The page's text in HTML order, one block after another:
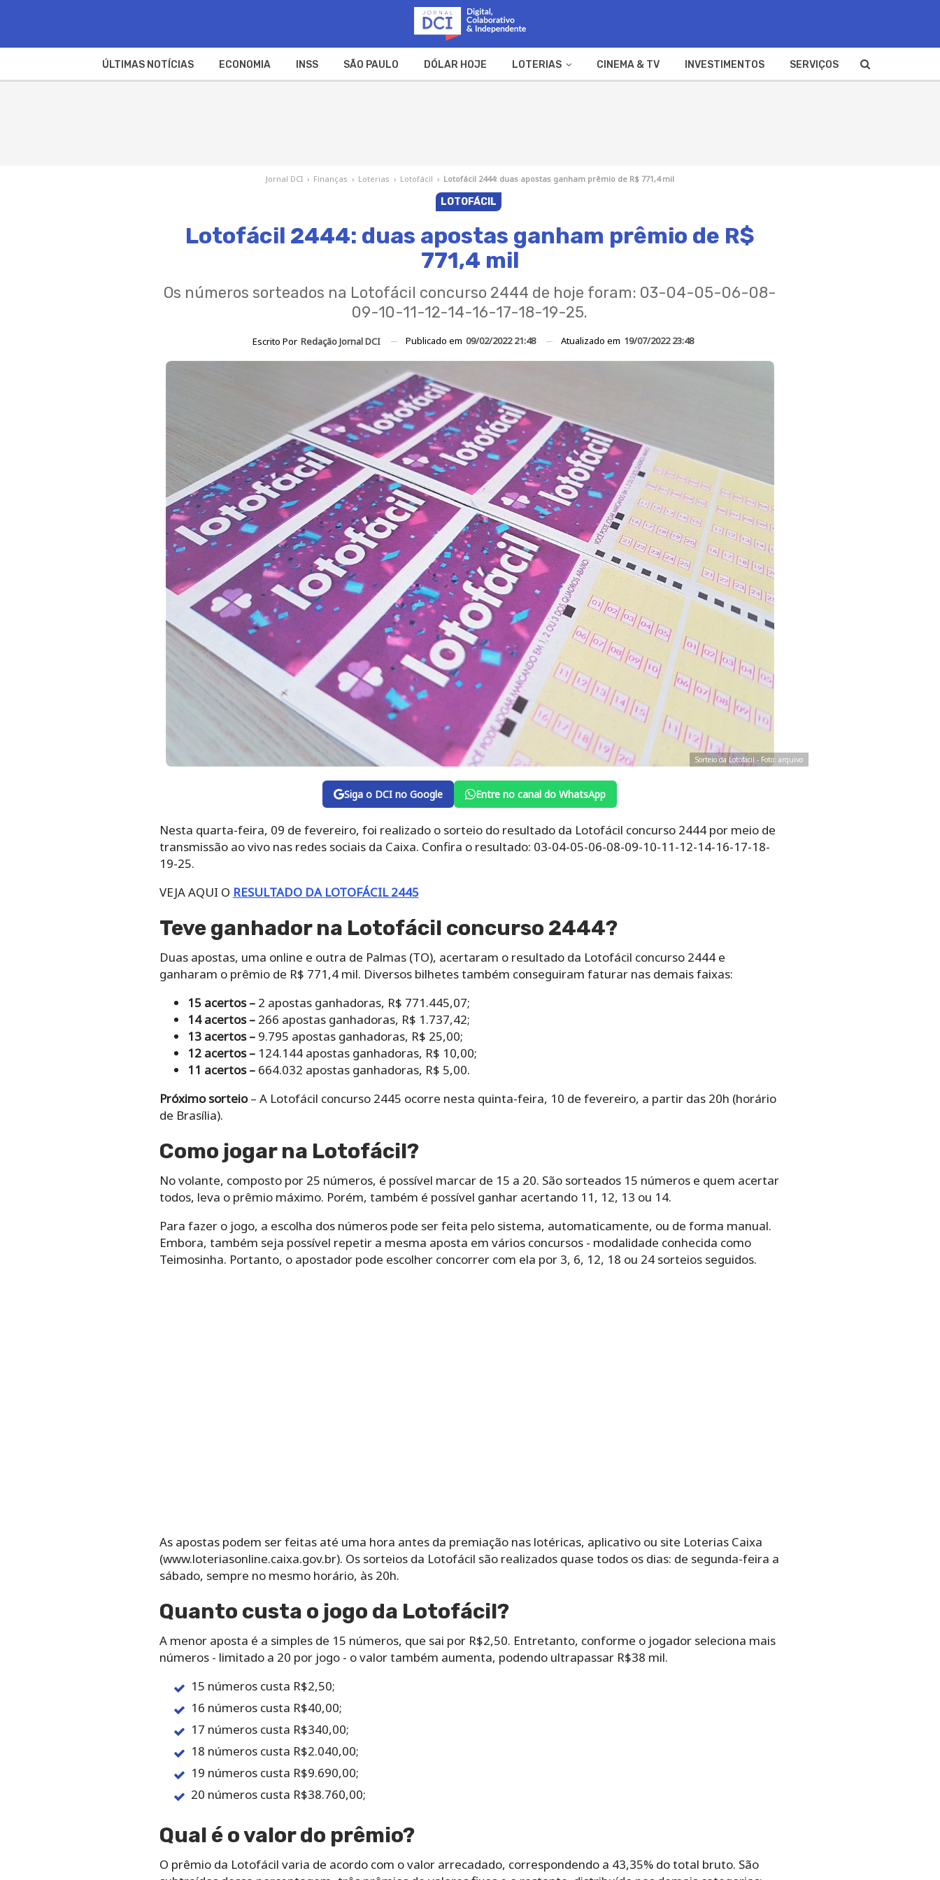
ÚLTIMAS NOTÍCIAS ECONOMIA INSS SÃO PAULO DÓLAR HOJE LOTERIAS CINEMA & TV INVESTIMENTOS SERVIÇOS
Jornal DCI › Finanças › Loterias › Lotofácil › Lotofácil 2444: duas apostas ganham prêmio de R$ 771,4 mil
LOTOFÁCIL
Lotofácil 2444: duas apostas ganham prêmio de R$
771,4 mil
Os números sorteados na Lotofácil concurso 2444 de hoje foram: 03-04-05-06-08-
09-10-11-12-14-16-17-18-19-25.
Escrito Por Redação Jornal DCI Publicado em 09/02/2022 21:48 Atualizado em 19/07/2022 23:48
Sorteio da Lotofácil - Foto: arquivo
Siga o DCI no Google Entre no canal do WhatsApp
Nesta quarta-feira, 09 de fevereiro, foi realizado o sorteio do resultado da Lotofácil concurso 2444 por meio de
transmissão ao vivo nas redes sociais da Caixa. Confira o resultado: 03-04-05-06-08-09-10-11-12-14-16-17-18-
19-25.
VEJA AQUI O RESULTADO DA LOTOFÁCIL 2445
Teve ganhador na Lotofácil concurso 2444?
Duas apostas, uma online e outra de Palmas (TO), acertaram o resultado da Lotofácil concurso 2444 e
ganharam o prêmio de R$ 771,4 mil. Diversos bilhetes também conseguiram faturar nas demais faixas:
15 acertos – 2 apostas ganhadoras, R$ 771.445,07;
14 acertos – 266 apostas ganhadoras, R$ 1.737,42;
13 acertos – 9.795 apostas ganhadoras, R$ 25,00;
12 acertos – 124.144 apostas ganhadoras, R$ 10,00;
11 acertos – 664.032 apostas ganhadoras, R$ 5,00.
Próximo sorteio– A Lotofácil concurso 2445 ocorre nesta quinta-feira, 10 de fevereiro, a partir das 20h (horário
de Brasília).
Como‌ ‌jogar na Lotofácil?‌ ‌
No‌ ‌volante,‌ ‌composto‌ ‌por‌ ‌25‌ ‌números,‌ ‌é‌ ‌possível‌ ‌marcar‌ ‌de‌ ‌15‌ ‌a‌ ‌20.‌ ‌São ‌sorteados‌ ‌15‌ ‌números e quem‌ ‌acertar‌
‌todos,‌ ‌leva‌ ‌o‌ ‌prêmio‌ ‌máximo. Porém,‌ ‌também‌ ‌é‌ ‌possível‌ ‌ganhar‌ ‌acertando‌ ‌11,‌ ‌12,‌ ‌13‌ ‌ou‌ ‌14.‌ ‌ ‌
Para‌ ‌fazer‌ ‌o‌ ‌jogo,‌ ‌a‌ escolha‌ ‌dos‌ ‌números‌ ‌pode‌ ‌ser‌ ‌feita‌ ‌pelo‌ ‌sistema,‌ ‌automaticamente,‌ ‌ou‌ ‌de‌ ‌forma‌ ‌manual.‌
Embora, ‌também‌ ‌seja‌ ‌possível‌ ‌repetir‌ ‌a‌ ‌mesma‌ ‌aposta‌ ‌em‌ ‌vários‌ ‌concursos -‌ ‌modalidade‌ ‌conhecida‌ ‌como‌
‌Teimosinha.‌ ‌Portanto, o ‌apostador‌ ‌pode‌ ‌escolher‌ ‌concorrer‌ ‌com‌ ‌ela‌ ‌por‌ ‌3,‌ ‌6,‌ ‌12,‌ ‌18‌ ‌ou‌ ‌24‌ ‌sorteios seguidos.‌ ‌
As apostas podem ser feitas até uma hora antes da premiação nas lotéricas, aplicativo ou site Loterias Caixa
(www.loteriasonline.caixa.gov.br). Os‌ ‌sorteios‌ ‌da‌ ‌Lotofácil‌ ‌são‌ ‌realizados‌ ‌quase‌ ‌todos‌ ‌os‌ ‌dias: de‌ ‌segunda-feira‌ ‌a‌
‌sábado,‌ ‌sempre‌ ‌no‌ ‌mesmo‌ ‌horário,‌ ‌às‌ ‌20h.‌
Quanto‌ ‌custa‌ ‌o‌ ‌jogo da Lotofácil?‌ ‌
A‌ ‌menor‌ ‌aposta‌ ‌é‌ ‌a‌ ‌simples‌ ‌de‌ ‌15‌ ‌números,‌ ‌que‌ ‌sai‌ ‌por‌ ‌R$2,50.‌ Entretanto, ‌conforme‌ ‌o‌ ‌jogador‌ ‌seleciona‌ ‌mais‌
‌números‌ ‌-‌ ‌limitado‌ ‌a‌ ‌20‌ ‌por‌ ‌jogo‌ ‌-‌ ‌o‌ ‌valor‌ ‌‌também‌ ‌aumenta,‌ ‌podendo‌ ultrapassar ‌R$38‌ ‌mil.‌ ‌
15 números custa R$2,50;
16 números custa R$40,00;
17 números custa R$340,00;
18 números custa R$2.040,00;
19 números custa R$9.690,00;
20 números custa R$38.760,00;
Qual‌ ‌é‌ ‌o‌ ‌valor‌ ‌do‌ ‌prêmio?‌ ‌
O‌ ‌prêmio‌ ‌da Lotofácil varia‌ ‌de‌ ‌acordo‌ ‌com‌ ‌o‌ ‌valor‌ arrecadado,‌ ‌correspondendo‌ ‌a‌ ‌43,35%‌ ‌do‌ ‌total‌ ‌bruto.‌ ‌São‌